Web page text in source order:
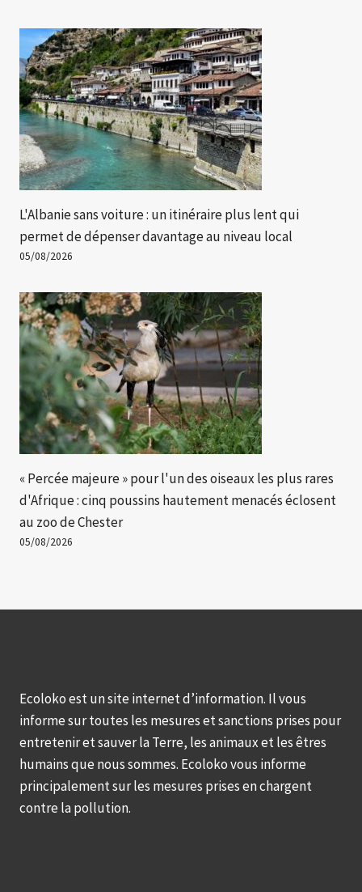
L'Albanie sans voiture : un itinéraire plus lent qui
permet de dépenser davantage au niveau local
05/08/2026
« Percée majeure » ​​pour l'un des oiseaux les plus rares
d'Afrique : cinq poussins hautement menacés éclosent
au zoo de Chester
05/08/2026
Ecoloko est un site internet d’information. Il vous
informe sur toutes les mesures et sanctions prises pour
entretenir et sauver la Terre, les animaux et les êtres
humains que nous sommes. Ecoloko vous informe
principalement sur les mesures prises en chargent
contre la pollution.